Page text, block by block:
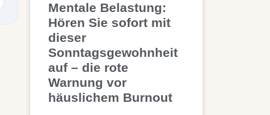
Mentale Belastung:
Hören Sie sofort mit
dieser
Sonntagsgewohnheit
auf – die rote
Warnung vor
häuslichem Burnout